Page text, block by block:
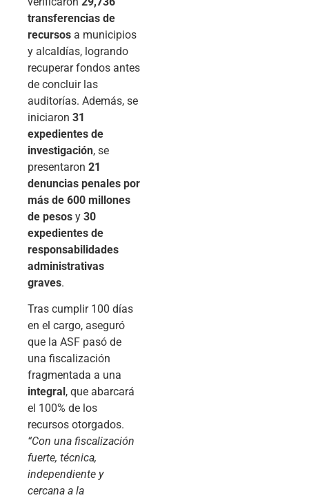
transferencias de
recursos a municipios
y alcaldías, logrando
recuperar fondos antes
de concluir las
auditorías. Además, se
iniciaron 31
expedientes de
investigación, se
presentaron 21
denuncias penales por
más de 600 millones
de pesos y 30
expedientes de
responsabilidades
administrativas
graves.
Tras cumplir 100 días
en el cargo, aseguró
que la ASF pasó de
una fiscalización
fragmentada a una
integral, que abarcará
el 100% de los
recursos otorgados.
“Con una fiscalización
fuerte, técnica,
independiente y
cercana a la